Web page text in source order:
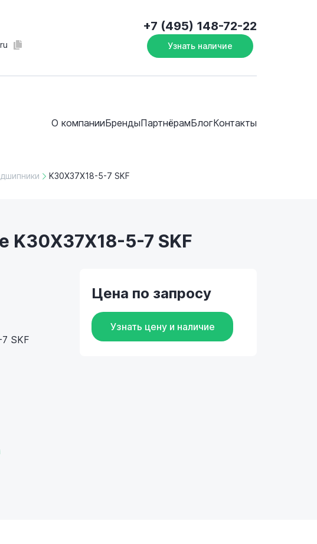
+7 (495) 148-72-22
Узнать наличие
О компанииБрендыПартнёрамБлогКонтакты
K30X37X18-5-7 SKF
K30X37X18-5-7 SKF
SKF
Цена по запросу
Узнать цену и наличие